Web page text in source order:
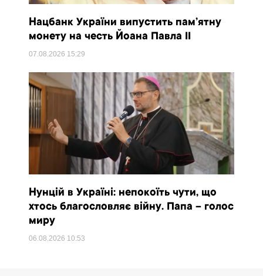
Нацбанк України випустить пам’ятну
монету на честь Йоана Павла II
07.08.2026 15:29
Нунцій в Україні: непокоїть чути, що
хтось благословляє війну. Папа – голос
миру
06.08.2026 10:53